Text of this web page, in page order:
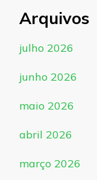
Arquivos
julho 2026
junho 2026
maio 2026
abril 2026
março 2026